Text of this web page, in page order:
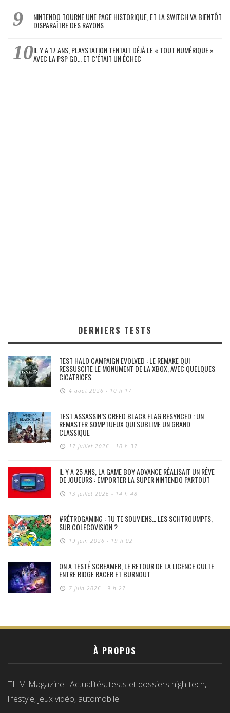
NINTENDO TOURNE UNE PAGE HISTORIQUE, ET LA SWITCH VA BIENTÔT
DISPARAÎTRE DES RAYONS
IL Y A 17 ANS, PLAYSTATION TENTAIT DÉJÀ LE « TOUT NUMÉRIQUE »
AVEC LA PSP GO… ET C’ÉTAIT UN ÉCHEC
DERNIERS TESTS
TEST HALO CAMPAIGN EVOLVED : LE REMAKE QUI
RESSUSCITE LE MONUMENT DE LA XBOX, AVEC QUELQUES
CICATRICES
4 août 2026 - 10 h 17
TEST ASSASSIN’S CREED BLACK FLAG RESYNCED : UN
REMASTER SOMPTUEUX QUI SUBLIME UN GRAND
CLASSIQUE
17 juillet 2026 - 10 h 37
IL Y A 25 ANS, LA GAME BOY ADVANCE RÉALISAIT UN RÊVE
DE JOUEURS : EMPORTER LA SUPER NINTENDO PARTOUT
13 juillet 2026 - 14 h 48
#RÉTROGAMING : TU TE SOUVIENS… LES SCHTROUMPFS,
SUR COLECOVISION ?
19 juin 2026 - 19 h 02
ON A TESTÉ SCREAMER, LE RETOUR DE LA LICENCE CULTE
ENTRE RIDGE RACER ET BURNOUT
7 juin 2026 - 9 h 27
À PROPOS
THM Magazine : Actualités, tests et dossiers high-tech,
lifestyle, jeux vidéo, automobile…